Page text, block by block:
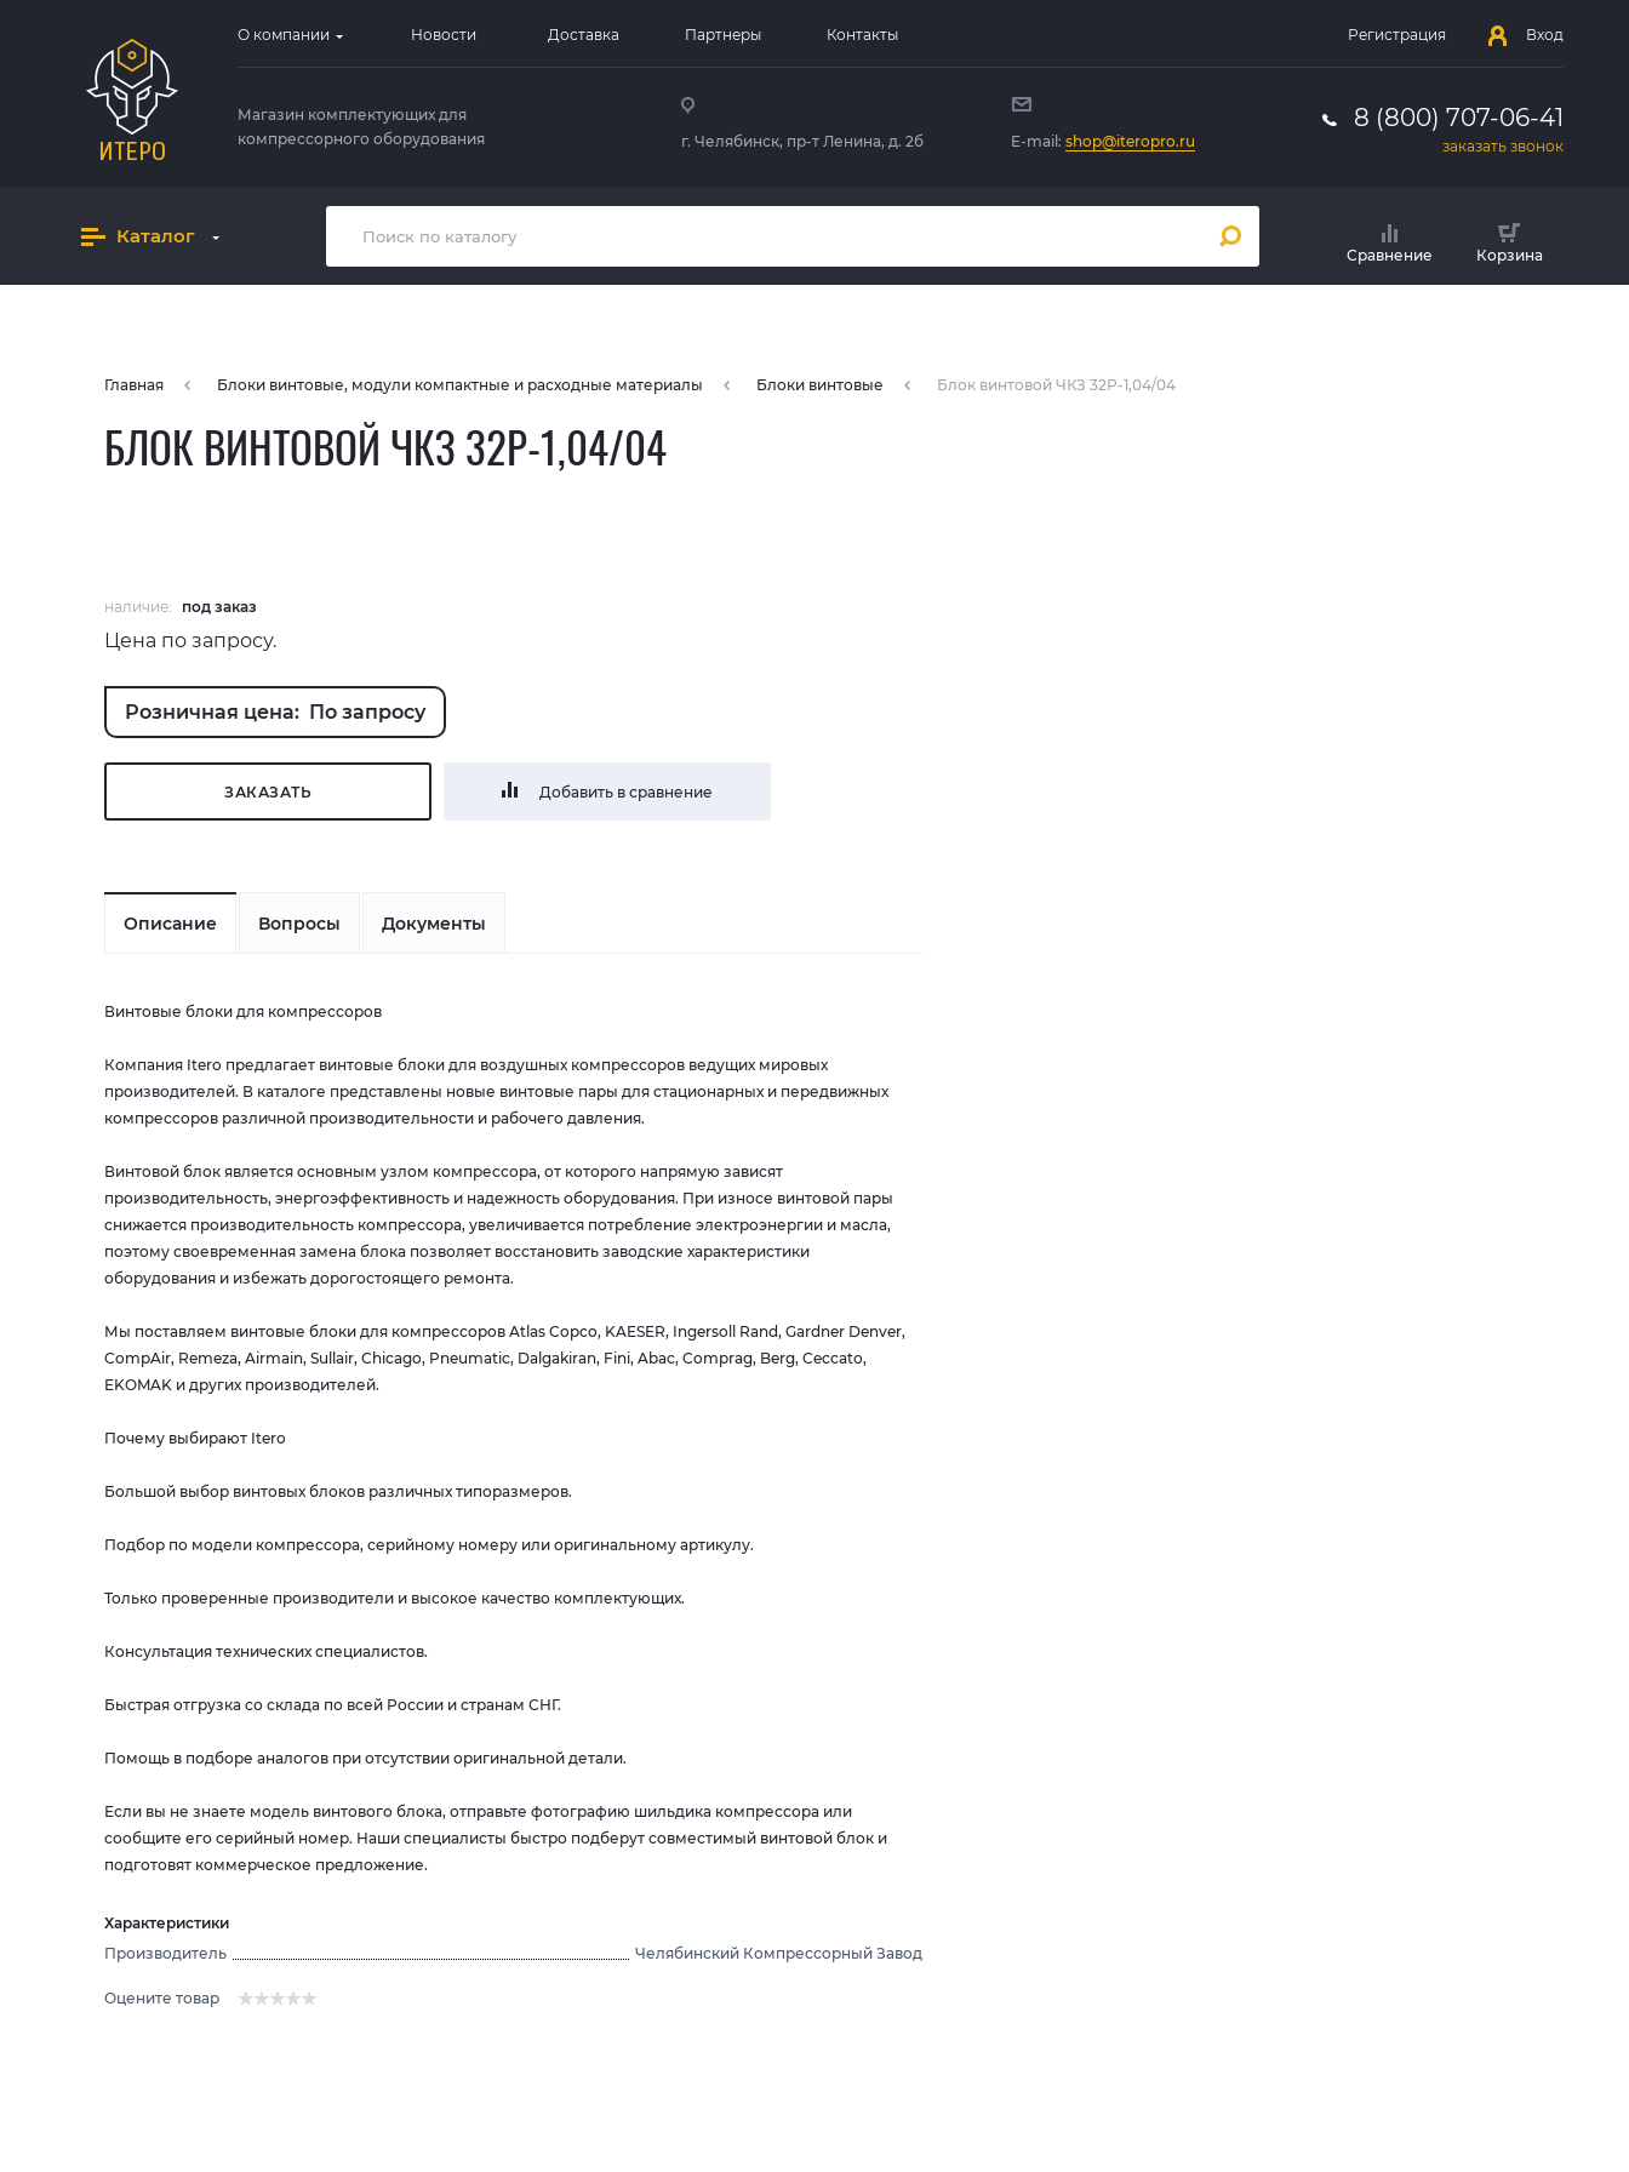
О компании Новости Доставка Партнеры Контакты Регистрация Вход
Магазин комплектующих для
компрессорного оборудования
г. Челябинск, пр-т Ленина, д. 2б E-mail:shop@iteropro.ru
8 (800) 707-06-41
заказать звонок
Каталог
Сравнение Корзина
Главная Блоки винтовые, модули компактные и расходные материалы Блоки винтовые Блок винтовой ЧКЗ 32Р-1,04/04
БЛОК ВИНТОВОЙ ЧКЗ 32Р-1,04/04
наличие: под заказ
Цена по запросу.
Розничная цена: По запросу
ЗАКАЗАТЬ Добавить в сравнение
Описание Вопросы Документы
Винтовые блоки для компрессоров
Компания Itero предлагает винтовые блоки для воздушных компрессоров ведущих мировых
производителей. В каталоге представлены новые винтовые пары для стационарных и передвижных
компрессоров различной производительности и рабочего давления.
Винтовой блок является основным узлом компрессора, от которого напрямую зависят
производительность, энергоэффективность и надежность оборудования. При износе винтовой пары
снижается производительность компрессора, увеличивается потребление электроэнергии и масла,
поэтому своевременная замена блока позволяет восстановить заводские характеристики
оборудования и избежать дорогостоящего ремонта.
Мы поставляем винтовые блоки для компрессоров Atlas Copco, KAESER, Ingersoll Rand, Gardner Denver,
CompAir, Remeza, Airmain, Sullair, Chicago, Pneumatic, Dalgakiran, Fini, Abac, Comprag, Berg, Ceccato,
EKOMAK и других производителей.
Почему выбирают Itero
Большой выбор винтовых блоков различных типоразмеров.
Подбор по модели компрессора, серийному номеру или оригинальному артикулу.
Только проверенные производители и высокое качество комплектующих.
Консультация технических специалистов.
Быстрая отгрузка со склада по всей России и странам СНГ.
Помощь в подборе аналогов при отсутствии оригинальной детали.
Если вы не знаете модель винтового блока, отправьте фотографию шильдика компрессора или
сообщите его серийный номер. Наши специалисты быстро подберут совместимый винтовой блок и
подготовят коммерческое предложение.
Характеристики
Производитель
Челябинский Компрессорный Завод
Оцените товар